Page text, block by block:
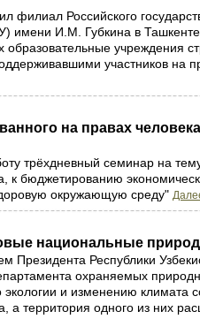
филиал Российского
имени И.М. Губкина в
образовательные учреждения
участников на
на правах
трёхдневный семинар на
к бюджетированию
окружающую среду"
национальные
Президента Республики
охраняемых
и изменению климата
а территория одного из них